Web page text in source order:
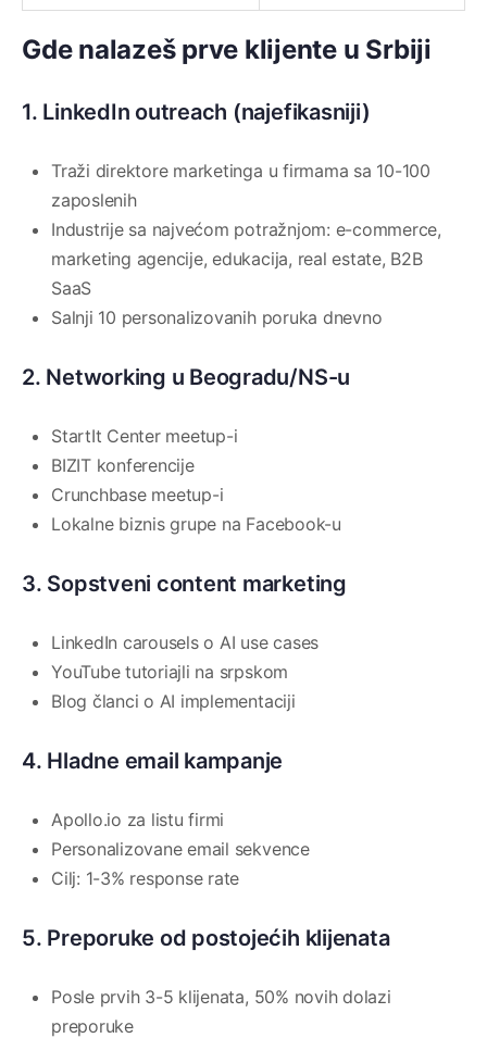
Gde nalazeš prve klijente u Srbiji
1. LinkedIn outreach (najefikasniji)
Traži direktore marketinga u firmama sa 10-100
zaposlenih
Industrije sa najvećom potražnjom: e-commerce,
marketing agencije, edukacija, real estate, B2B
SaaS
Salnji 10 personalizovanih poruka dnevno
2. Networking u Beogradu/NS-u
StartIt Center meetup-i
BIZIT konferencije
Crunchbase meetup-i
Lokalne biznis grupe na Facebook-u
3. Sopstveni content marketing
LinkedIn carousels o AI use cases
YouTube tutoriajli na srpskom
Blog članci o AI implementaciji
4. Hladne email kampanje
Apollo.io za listu firmi
Personalizovane email sekvence
Cilj: 1-3% response rate
5. Preporuke od postojećih klijenata
Posle prvih 3-5 klijenata, 50% novih dolazi
preporuke